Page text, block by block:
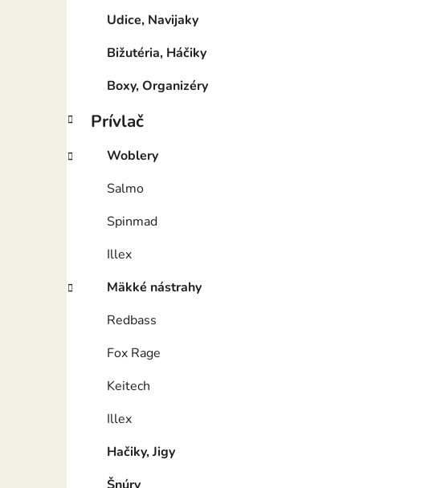
Udice, Navijaky
Bižutéria, Háčiky
Boxy, Organizéry
Prívlač
Woblery
Salmo
Spinmad
Illex
Mäkké nástrahy
Redbass
Fox Rage
Keitech
Illex
Hačiky, Jigy